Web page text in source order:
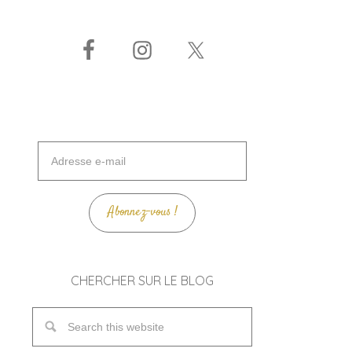
mail
Abonnez-vous !
CHERCHER SUR LE BLOG